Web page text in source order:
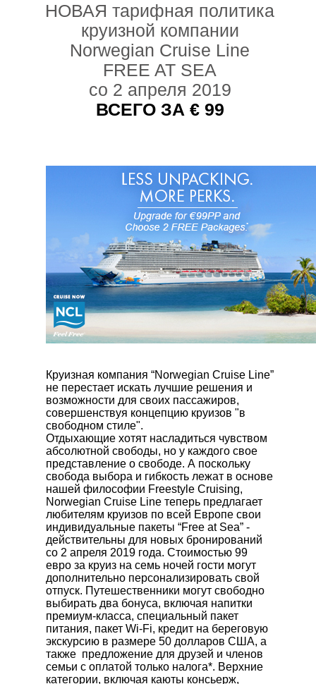
НОВАЯ тарифная политика
круизной компании
Norwegian Cruise Line
FREE AT SEA
со 2 апреля 2019
ВСЕГО ЗА € 99
Круизная компания “Norwegian Cruise Line”
не перестает искать лучшие решения и
возможности для своих пассажиров,
совершенствуя концепцию круизов "в
свободном стиле".
Отдыхающие хотят насладиться чувством
абсолютной свободы, но у каждого свое
представление о свободе. А поскольку
свобода выбора и гибкость лежат в основе
нашей философии Freestyle Cruising,
Norwegian Cruise Line теперь предлагает
любителям круизов по всей Европе свои
индивидуальные пакеты “Free at Sea” -
действительны для новых бронирований
со 2 апреля 2019 года. Стоимостью 99
евро за круиз на семь ночей гости могут
дополнительно персонализировать свой
отпуск. Путешественники могут свободно
выбирать два бонуса, включая напитки
премиум-класса, специальный пакет
питания, пакет Wi-Fi, кредит на береговую
экскурсию в размере 50 долларов США, а
также предложение для друзей и членов
семьи с оплатой только налога*. Верхние
категории, включая каюты консьерж,